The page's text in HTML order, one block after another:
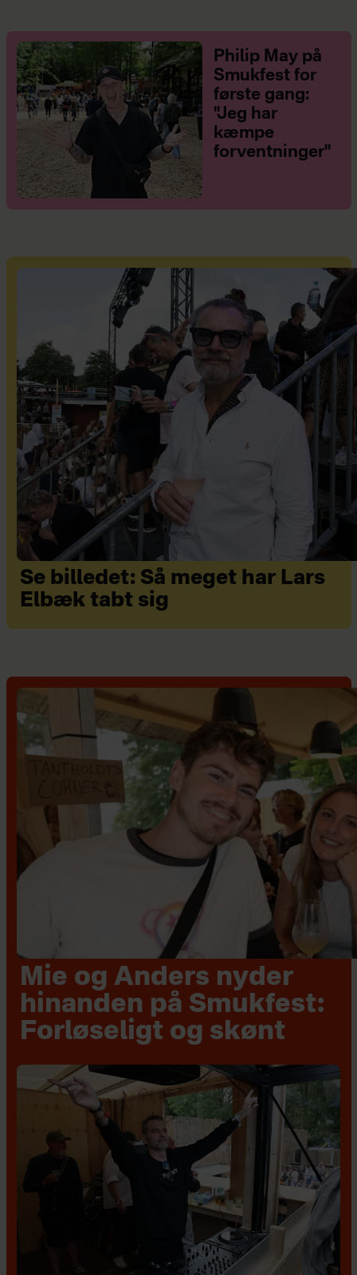
Philip May på
Smukfest for
første gang:
"Jeg har
kæmpe
forventninger"
Se billedet: Så meget har Lars
Elbæk tabt sig
Mie og Anders nyder
hinanden på Smukfest:
Forløseligt og skønt